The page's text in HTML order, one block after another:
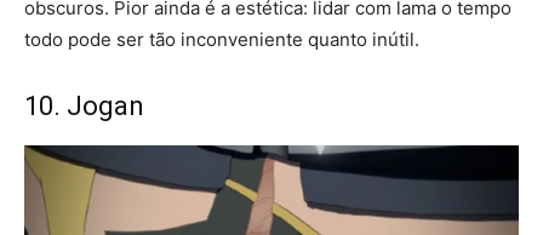
obscuros. Pior ainda é a estética: lidar com lama o tempo
todo pode ser tão inconveniente quanto inútil.
10. Jogan